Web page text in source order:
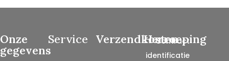
Onze
gegevens
Service Verzendkosten
Herroeping
Contract
identificatie